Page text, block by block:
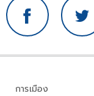
การเมือง